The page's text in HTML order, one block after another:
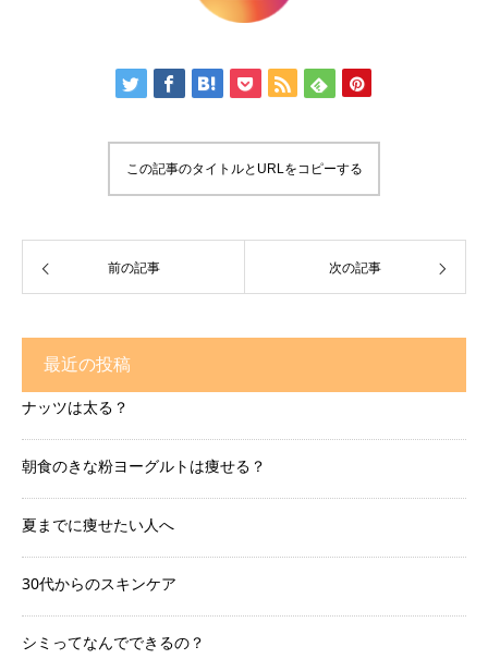
この記事のタイトルとURLをコピーする
前の記事 次の記事
最近の投稿
ナッツは太る？
朝食のきな粉ヨーグルトは痩せる？
夏までに痩せたい人へ
30代からのスキンケア
シミってなんでできるの？